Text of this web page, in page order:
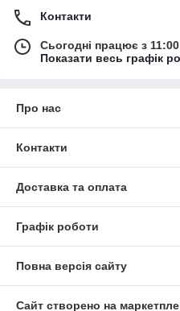
Контакти
Сьогодні працює з
Показати весь графік
Про нас
Контакти
Доставка та оплата
Графік роботи
Повна версія сайту
Сайт створено на